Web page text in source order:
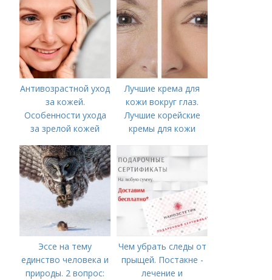
Антивозрастной уход
за кожей.
Особенности ухода
за зрелой кожей
Лучшие крема для
кожи вокруг глаз.
Лучшие корейские
кремы для кожи
году
Эссе на тему
единство человека и
природы. 2 вопрос:
Чем убрать следы от
прыщей. Постакне -
лечение и